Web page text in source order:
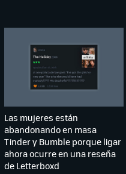
Las mujeres están
abandonando en masa
Tinder y Bumble porque ligar
ahora ocurre en una reseña
de Letterboxd